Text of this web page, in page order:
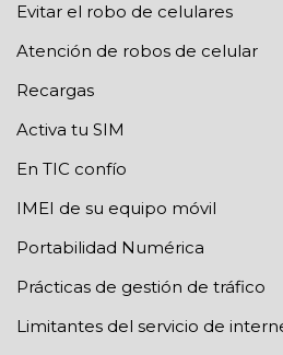
Evitar el robo de celulares
Atención de robos de celular
Recargas
Activa tu SIM
En TIC confío
IMEI de su equipo móvil
Portabilidad Numérica
Prácticas de gestión de tráfico
Limitantes del servicio de